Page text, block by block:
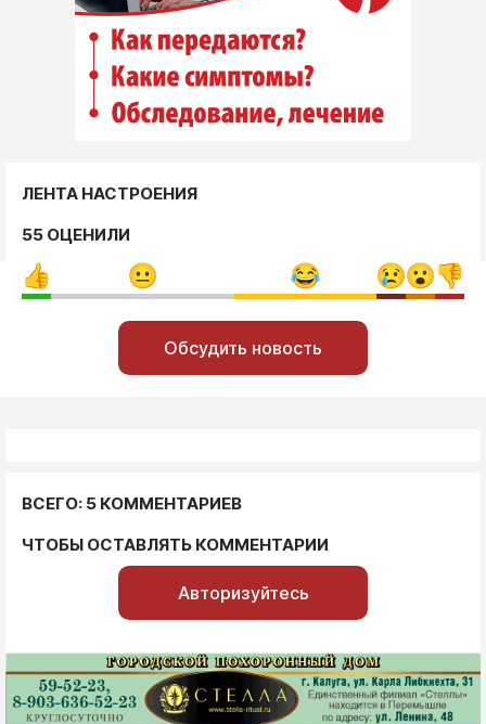
ЛЕНТА НАСТРОЕНИЯ
55 ОЦЕНИЛИ
Обсудить новость
ВСЕГО: 5 КОММЕНТАРИЕВ
ЧТОБЫ ОСТАВЛЯТЬ КОММЕНТАРИИ
Авторизуйтесь